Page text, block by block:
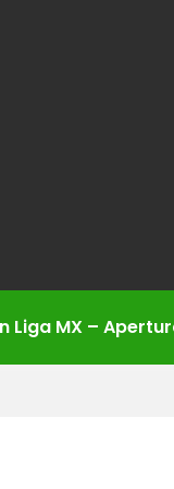
Liga MX –